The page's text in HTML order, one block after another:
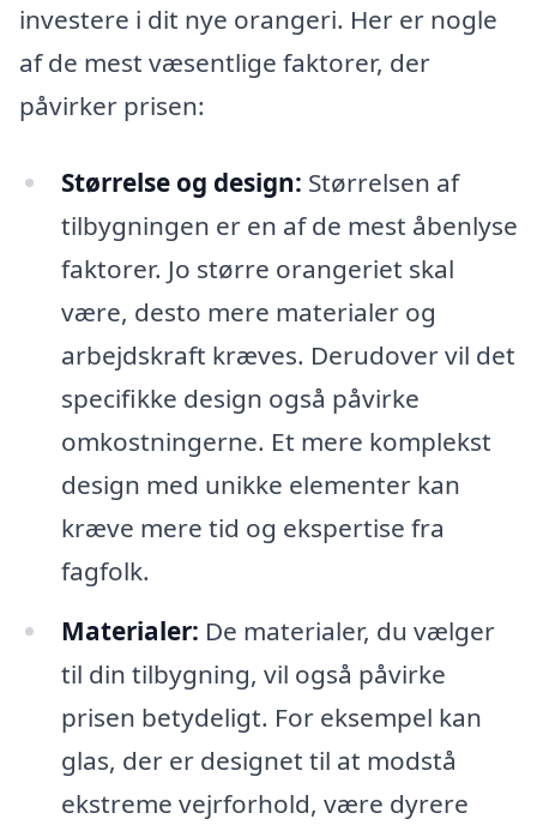
investere i dit nye orangeri. Her er nogle
af de mest væsentlige faktorer, der
påvirker prisen:
Størrelse og design: Størrelsen af
tilbygningen er en af de mest åbenlyse
faktorer. Jo større orangeriet skal
være, desto mere materialer og
arbejdskraft kræves. Derudover vil det
specifikke design også påvirke
omkostningerne. Et mere komplekst
design med unikke elementer kan
kræve mere tid og ekspertise fra
fagfolk.
Materialer: De materialer, du vælger
til din tilbygning, vil også påvirke
prisen betydeligt. For eksempel kan
glas, der er designet til at modstå
ekstreme vejrforhold, være dyrere